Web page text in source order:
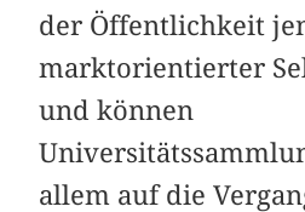
der Öffentlichkeit
marktorientierter
und können
allem auf die